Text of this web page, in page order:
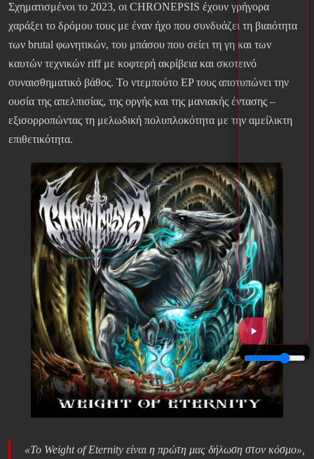
Σχηματισμένοι το 2023, οι CHRONEPSIS έχουν γρήγορα
χαράξει το δρόμου τους με έναν ήχο που συνδυάζει τη βιαιότητα
των brutal φωνητικών, του μπάσου που σείει τη γη και των
καυτών τεχνικών riff με κοφτερή ακρίβεια και σκοτεινό
συναισθηματικό βάθος. Το ντεμπούτο EP τους αποτυπώνει την
ουσία της απελπισίας, της οργής και της μανιακής έντασης –
εξισορροπώντας τη μελωδική πολυπλοκότητα με την αμείλικτη
επιθετικότητα.
«Το Weight of Eternity είναι η πρώτη μας δήλωση στον κόσμο»,